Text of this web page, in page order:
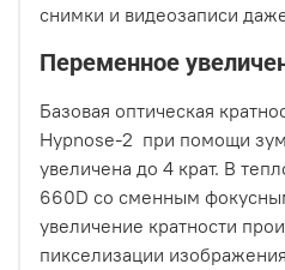
снимки и видеозаписи
Переменное
Базовая оптическая
Hypnose-2 при помощи
увеличена до 4 крат. В
660D со сменным
увеличение кратности
пикселизации